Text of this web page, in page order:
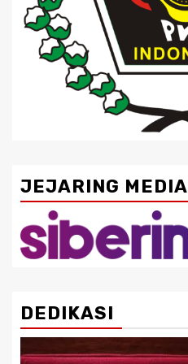
JEJARING MEDIA
DEDIKASI